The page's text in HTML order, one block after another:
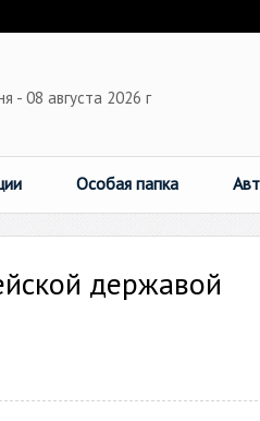
- 08 августа 2026 г
Особая папка
державой